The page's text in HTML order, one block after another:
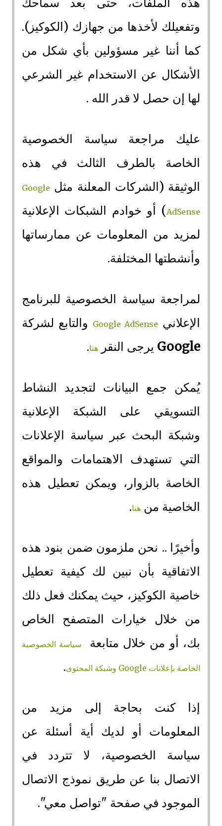
وتفعيلك لأخذها من جهازك (الكوكيز).
كما أننا غير مسؤولين بأي شكل من
الأشكال عن الاستخدام غير الشرعي
لها إن حصل لا قدر الله .
عليك مراجعة سياسة الخصوصية
الخاصة بالطرف الثالث في هذه
الوثيقة (الشركات المعلنة مثل Google
AdSense) أو خوادم الشبكات الإعلانية
لمزيد من المعلومات عن ممارساتها
وأنشطتها المختلفة.
لمراجعة سياسة الخصوصية للبرنامج
الإعلاني Google AdSense والتابع لشركة
Google يرجى النقر هنا.
يُمكن جمع البيانات لتجديد النشاط
التسويقي على الشبكة الإعلانية
وشبكة البحث عبر سياسة الإعلانات
التي تستهدف الاهتمامات والمواقع
الخاصة بالزوار، ويمكن تعطيل هذه
الخاصية من هنا.
وأخيرًا .. نحن ملزمون ضمن بنود هذه
الاتفاقية بأن نبين لك كيفية تعطيل
خاصية الكوكيز، حيث يمكنك فعل ذلك
من خلال خيارات المتصفح الخاص
بك، أو من خلال متابعة
سياسة الخصوصية
الخاصة بإعلانات Google وشبكة المحتوى .
إذا كنت بحاجة إلى مزيد من
المعلومات أو لديك أية أسئلة عن
سياسة الخصوصية، لا تتردد في
الاتصال بنا عن طريق نموذج الاتصال
الموجود في صفحة "تواصل معي".